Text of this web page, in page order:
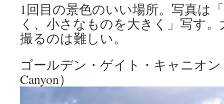
1回目の景色のいい場所。写真は
く、小さなものを大きく」写す
撮るのは難しい。
ゴールデン・ゲイト・キャニオン
Canyon）